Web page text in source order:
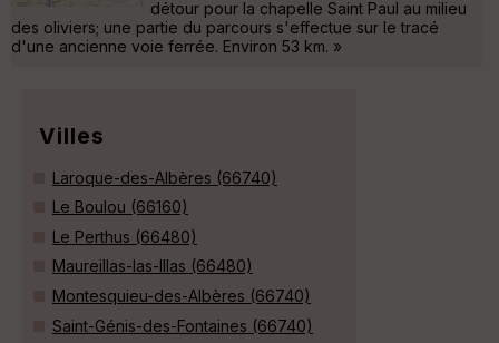
détour pour la chapelle Saint Paul au milieu
des oliviers; une partie du parcours s'effectue sur le tracé
d'une ancienne voie ferrée. Environ 53 km. »
Villes
Laroque-des-Albères (66740)
Le Boulou (66160)
Le Perthus (66480)
Maureillas-las-Illas (66480)
Montesquieu-des-Albères (66740)
Saint-Génis-des-Fontaines (66740)